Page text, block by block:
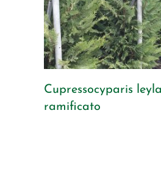
Cupressocyparis
ramificato